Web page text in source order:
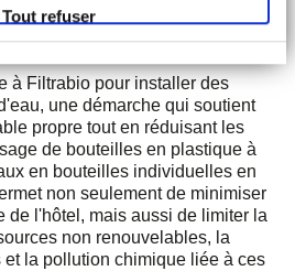
Tout refuser
à Filtrabio pour installer des
une démarche qui soutient
propre tout en réduisant les
de bouteilles en plastique à
en bouteilles individuelles en
non seulement de minimiser
de l'hôtel, mais aussi de limiter la
non renouvelables, la
et la pollution chimique liée à ces